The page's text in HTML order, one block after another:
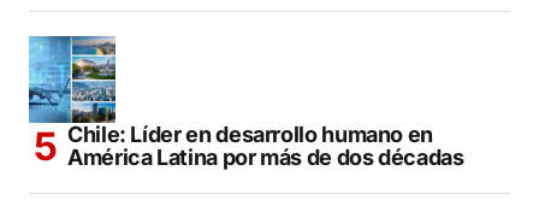
Chile: Líder en desarrollo humano en
América Latina por más de dos décadas